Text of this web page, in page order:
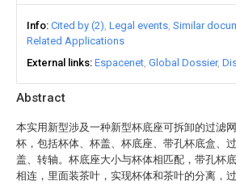
Abstract
本实用新型涉及一种新型杯底座可拆卸的过滤
杯，包括杯体、杯盖、杯底座、带孔杯底盒、
盖、转轴。杯底座大小与杯体相匹配，带孔杯
相连，里面装茶叶，实现杯体和茶叶的分离，
Info Cited by (2) Legal events Similar
Related Applications
External links Espacenet Global Dossier